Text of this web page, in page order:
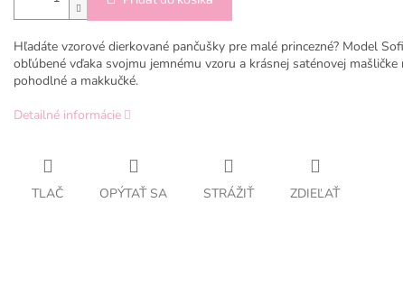
Hľadáte vzorové dierkované pančušky pre malé princezné? Model
obľúbené vďaka svojmu jemnému vzoru a krásnej saténovej
pohodlné a makkučké.
Detailné informácie
TLAČ OPÝTAŤ SA STRÁŽIŤ ZDIEĽAŤ